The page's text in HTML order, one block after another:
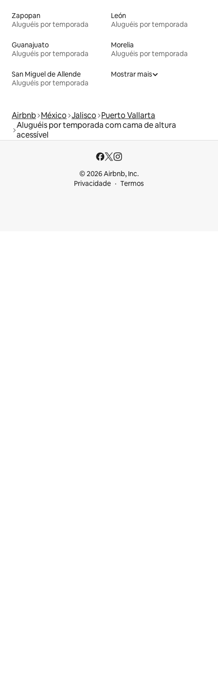
Zapopan
Aluguéis por temporada
León
Aluguéis por temporada
Guanajuato
Aluguéis por temporada
Morelia
Aluguéis por temporada
San Miguel de Allende
Aluguéis por temporada
Mostrar mais
Airbnb México Jalisco Puerto Vallarta
Aluguéis por temporada com cama de altura
acessível
© 2026 Airbnb, Inc.
Privacidade
Termos